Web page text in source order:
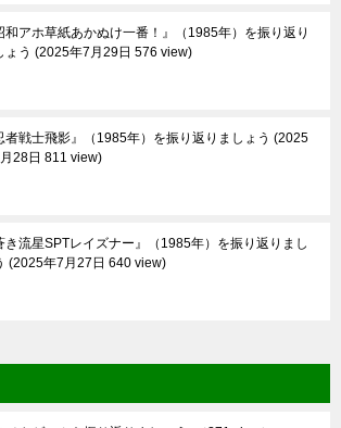
和アホ草紙あかぬけ一番！』（1985年）を振り返り
ょう
2025年7月29日 576 view
者戦士飛影』（1985年）を振り返りましょう
2025
28日 811 view
き流星SPTレイズナー』（1985年）を振り返りまし
2025年7月27日 640 view